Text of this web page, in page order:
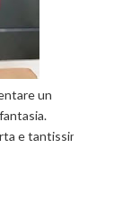
un
e tantissimi